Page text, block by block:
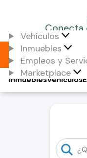
Vehículos
Inmuebles
Empleos y
Marketplace
Vehículos
Inmuebles